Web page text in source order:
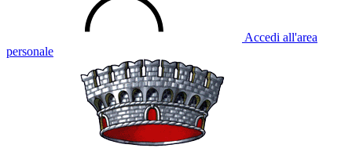
Accedi all'area
personale